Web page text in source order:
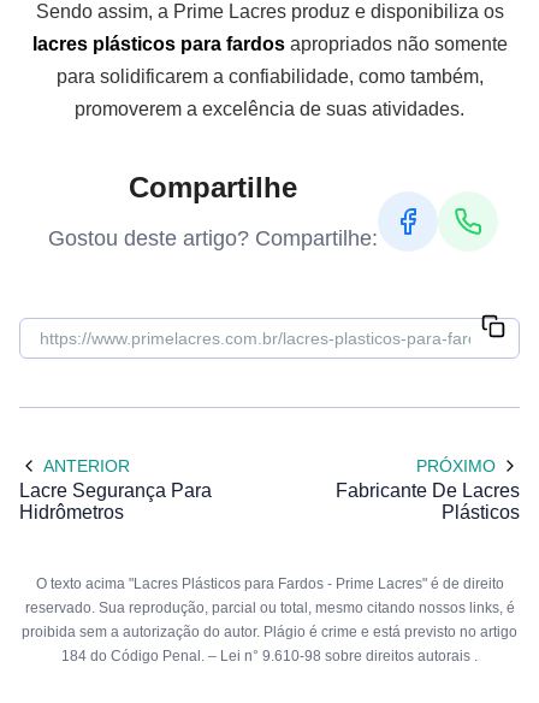
Sendo assim, a Prime Lacres produz e disponibiliza os
lacres plásticos para fardosapropriados não somente
para solidificarem a confiabilidade, como também,
promoverem a excelência de suas atividades.
Compartilhe
Gostou deste artigo? Compartilhe:
ANTERIOR
Lacre Segurança Para
Hidrômetros
PRÓXIMO
Fabricante De Lacres
Plásticos
O texto acima "Lacres Plásticos para Fardos - Prime Lacres" é de direito
reservado. Sua reprodução, parcial ou total, mesmo citando nossos links, é
proibida sem a autorização do autor. Plágio é crime e está previsto no artigo
184 do Código Penal. – Lei n° 9.610-98 sobre direitos autorais .